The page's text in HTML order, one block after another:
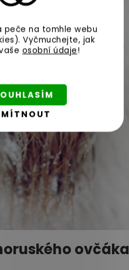
peče na tomhle webu
Vyčmuchejte, jak
osobní údaje!
ovčáka